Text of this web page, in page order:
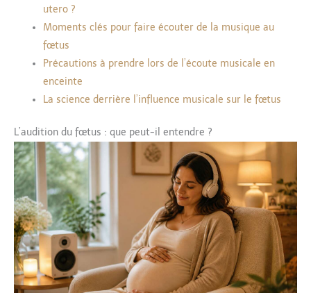
utero ?
Moments clés pour faire écouter de la musique au
fœtus
Précautions à prendre lors de l’écoute musicale en
enceinte
La science derrière l’influence musicale sur le fœtus
L’audition du fœtus : que peut-il entendre ?